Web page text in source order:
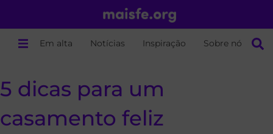
Em alta Notícias Inspiração Sobre nós
5 dicas para um
casamento feliz